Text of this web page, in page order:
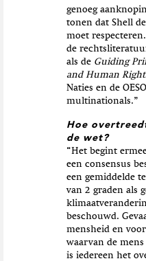
genoeg
tonen dat Shell
moet
de
als de Guiding
and Human
Naties en de
multinationals.”
Hoe
de wet?
“Het begint
een consensus
een gemiddelde
van 2 graden als
beschouwd.
mensheid en
waarvan de
is iedereen het